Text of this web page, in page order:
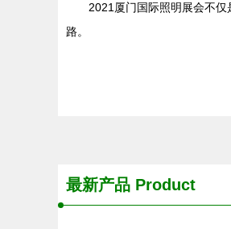
2021厦门国际照明展会不
路。
最新产品 Product